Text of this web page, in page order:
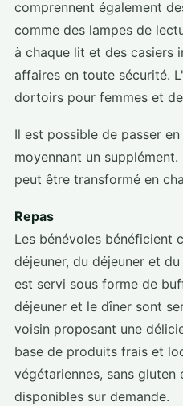
comprennent également
comme des lampes de
à chaque lit et des casiers
affaires en toute sécurité.
dortoirs pour femmes et
Il est possible de passer
moyennant un
peut être transformé en
Repas
Les bénévoles bénéficient
déjeuner, du déjeuner et
est servi sous forme de
déjeuner et le dîner sont
voisin proposant une
base de produits frais et
végétariennes, sans gluten
disponibles sur demande.